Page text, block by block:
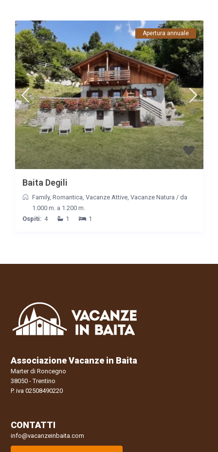
Apertura annuale
Baita Degili
Family, Romantica Vacanze Attive, Vacanze Natura / da
1.000 m. a 1.200 m.
Ospiti: 4 1 1
Associazione Vacanze in Baita
Marter di Roncegno
38050 - Trentino
P. iva 02508490220
CONTATTI
info@vacanzeinbaita.com